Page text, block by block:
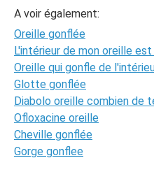
A voir également:
Oreille gonflée
L'intérieur de mon oreille
Oreille qui gonfle de
Glotte gonflée
Diabolo oreille combien de
Ofloxacine oreille
Cheville gonflée
Gorge gonflee